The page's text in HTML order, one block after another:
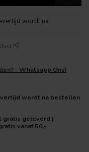
wordt na
- Whatsapp Ons!
wordt na bestellen
gratis geleverd |
vanaf 50,-